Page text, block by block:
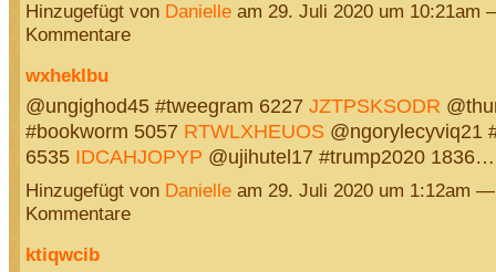
Hinzugefügt von Danielleam 29. Juli 2020 um 10:21am
Kommentare
wxheklbu
@ungighod45 #tweegram 6227 JZTPSKSODR
#bookworm 5057 RTWLXHEUOS @ngorylecyviq21
6535 IDCAHJOPYP @ujihutel17 #trump2020
Hinzugefügt von Danielleam 29. Juli 2020 um 1:12am —
Kommentare
ktiqwcib